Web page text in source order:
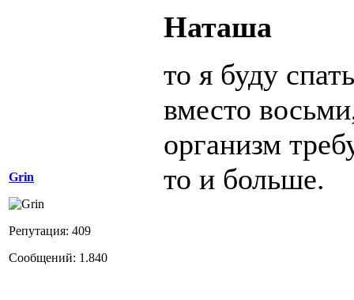
Grin
Репутация: 409
Сообщений: 1.840
Наташа
то я буду
вместо
организм
то и больше.